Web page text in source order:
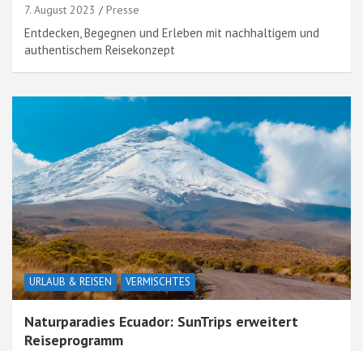
7. August 2023 Presse
Entdecken, Begegnen und Erleben mit nachhaltigem und
authentischem Reisekonzept
URLAUB & REISEN VERMISCHTES
Naturparadies Ecuador: SunTrips erweitert
Reiseprogramm